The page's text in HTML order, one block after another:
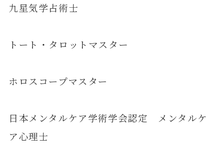
九星気学占術士
トート・タロットマスター
ホロスコープマスター
日本メンタルケア学術学会認定 メンタルケ
ア心理士